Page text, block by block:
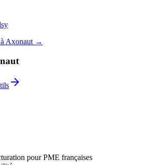
Axonaut →
pour PME françaises